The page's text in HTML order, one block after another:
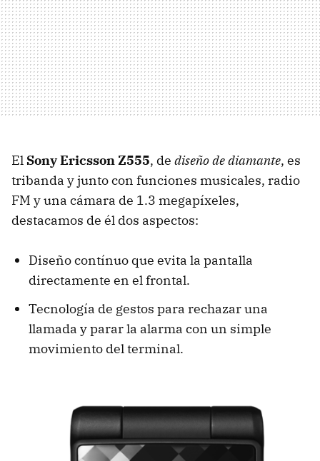
El Sony Ericsson Z555, de diseño de diamante, es
tribanda y junto con funciones musicales, radio
FM y una cámara de 1.3 megapíxeles,
destacamos de él dos aspectos:
Diseño contínuo que evita la pantalla
directamente en el frontal.
Tecnología de gestos para rechazar una
llamada y parar la alarma con un simple
movimiento del terminal.